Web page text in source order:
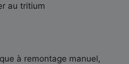
au tritium
à remontage manuel,